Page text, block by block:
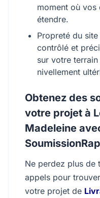
moment où vos
étendre.
Propreté du
contrôlé et
sur votre
nivellement
Obtenez des
votre projet à
Madeleine
Ne perdez plus de
appels pour
votre projet de